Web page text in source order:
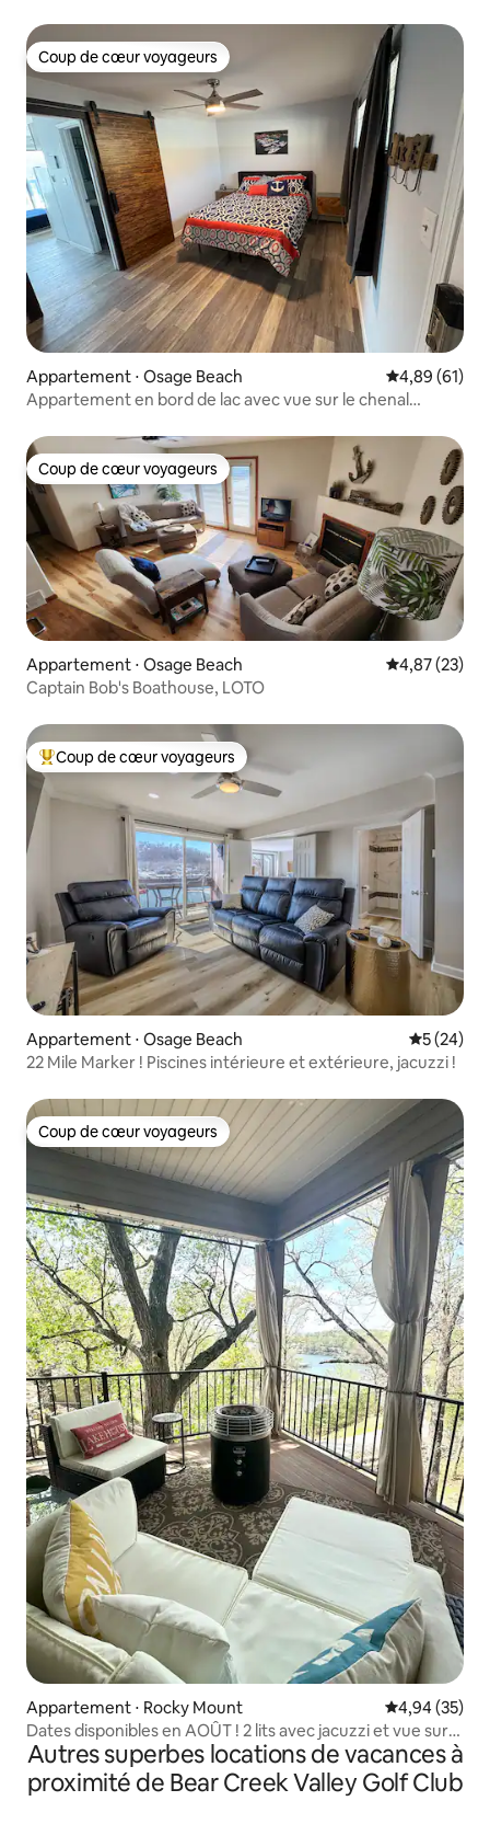
Coup de cœur voyageurs
Coup de cœur voyageurs
Appartement ⋅ Osage Beach Évaluation
4,89 (61)
Appartement en bord de lac avec vue sur le chenal
Coup de cœur voyageurs
Coup de cœur voyageurs
Appartement ⋅ Osage Beach Évaluation
4,87 (23)
Captain Bob's Boathouse, LOTO
Coups de cœur voyageurs les plus appréciés
Coup de cœur voyageurs
Appartement ⋅ Osage Beach
5 (24)
22 Mile Marker ! Piscines intérieure et extérieure, jacuzzi !
Coup de cœur voyageurs
Coup de cœur voyageurs
Appartement ⋅ Rocky Mount Évaluation
4,94 (35)
Dates disponibles en AOÛT ! 2 lits avec jacuzzi et vue sur
le lac
Autres superbes locations de vacances à
proximité de Bear Creek Valley Golf Club